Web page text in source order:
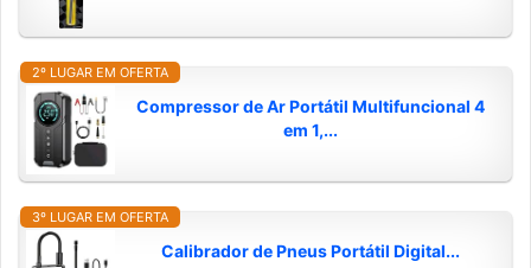
2º LUGAR EM OFERTA
Compressor de Ar Portátil Multifuncional 4
em 1,...
3º LUGAR EM OFERTA
Calibrador de Pneus Portátil Digital...